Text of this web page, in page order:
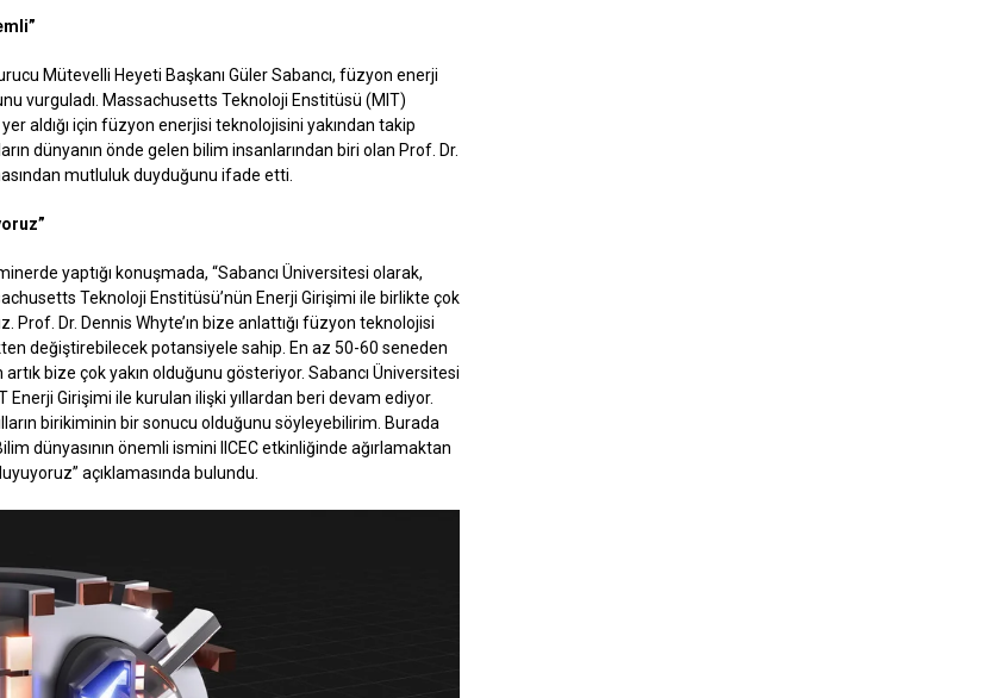
Mütevelli Heyeti Başkanı Güler Sabancı, füzyon enerji
vurguladı. Massachusetts Teknoloji Enstitüsü (MIT)
aldığı için füzyon enerjisi teknolojisini yakından takip
dünyanın önde gelen bilim insanlarından biri olan Prof. Dr.
mutluluk duyduğunu ifade etti.
yaptığı konuşmada, “Sabancı Üniversitesi olarak,
Teknoloji Enstitüsü’nün Enerji Girişimi ile birlikte çok
Prof. Dr. Dennis Whyte’ın bize anlattığı füzyon teknolojisi
değiştirebilecek potansiyele sahip. En az 50-60 seneden
bize çok yakın olduğunu gösteriyor. Sabancı Üniversitesi
Girişimi ile kurulan ilişki yıllardan beri devam ediyor.
birikiminin bir sonucu olduğunu söyleyebilirim. Burada
dünyasının önemli ismini IICEC etkinliğinde ağırlamaktan
açıklamasında bulundu.